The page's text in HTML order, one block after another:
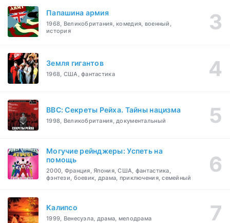
Папашина армия
1968, Великобритания, комедия, военный,
история
Земля гигантов
1968, США, фантастика
BBC: Секреты Рейха. Тайны нацизма
1998, Великобритания, документальный
Могучие рейнджеры: Успеть на
помощь
2000, Франция, Япония, США, фантастика,
фэнтези, боевик, драма, приключения, семейный
Калипсо
1999, Венесуэла, драма, мелодрама